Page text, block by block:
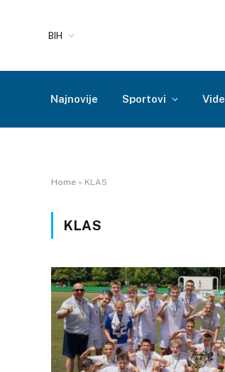
BIH
Najnovije Sportovi
Home » KLAS
KLAS